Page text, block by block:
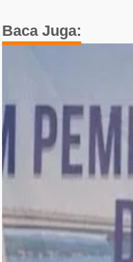
Baca Juga: